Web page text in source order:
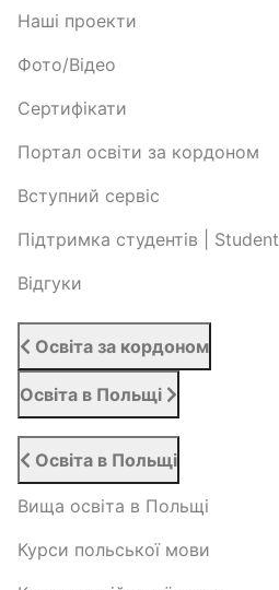
Наші проекти
Фото/Відео
Сертифікати
Портал освіти за кордоном
Вступний сервіс
Підтримка студентів |
Відгуки
Освіта за кордоном
Освіта в Польщі
Освіта в Польщі
Вища освіта в Польщі
Курси польської мови